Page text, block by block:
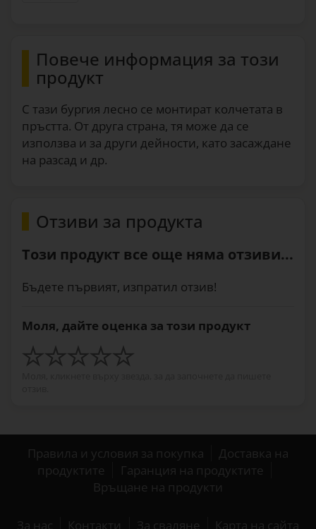
Повече информация за този
продукт
С тази бургия лесно се монтират колчетата в
пръстта. От друга страна, тя може да се
използва и за други дейности, като засаждане
на разсад и др.
Отзиви за продукта
Този продукт все още няма отзиви...
Бъдете първият, изпратил отзив!
Моля, дайте оценка за този продукт
Правила и условия за покупка
Доставка на
продуктите
Гаранция на продуктите
Връщане на продукти
За нас Контакти За сваляне Карта на сайта